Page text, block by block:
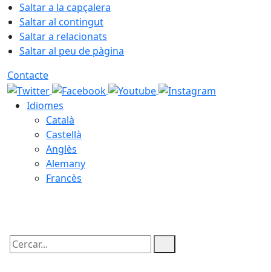
Saltar a la capçalera
Saltar al contingut
Saltar a relacionats
Saltar al peu de pàgina
Contacte
Idiomes
Català
Castellà
Anglès
Alemany
Francès
Cercar: